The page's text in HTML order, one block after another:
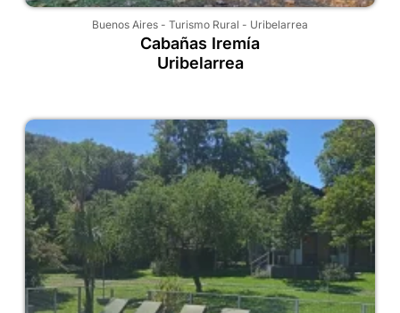
Buenos Aires - Turismo Rural - Uribelarrea
Cabañas Iremía
Uribelarrea